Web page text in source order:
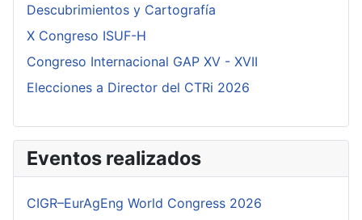
Descubrimientos y Cartografía
X Congreso ISUF-H
Congreso Internacional GAP XV - XVII
Elecciones a Director del CTRi 2026
Eventos realizados
CIGR–EurAgEng World Congress 2026